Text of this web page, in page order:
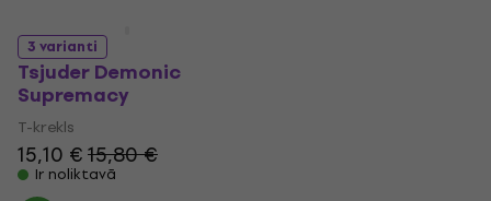
3 varianti
Tsjuder Demonic
Supremacy
T-krekls
15,10 €15,80 €
Ir noliktavā